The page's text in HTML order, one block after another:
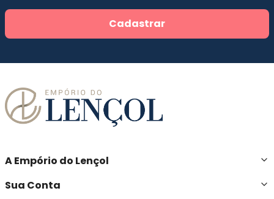
Cadastrar
A Empório do Lençol
Sua Conta